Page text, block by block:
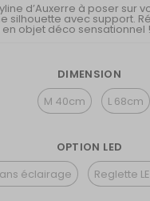
d’Auxerre à poser sur
silhouette avec support.
objet déco sensationnel !
DIMENSION
M 40cm
L 68cm
OPTION LED
éclairage
Reglette